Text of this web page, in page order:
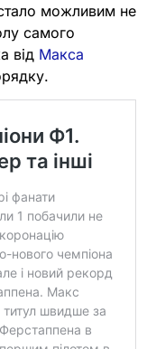
можливим не
самого
від Макса